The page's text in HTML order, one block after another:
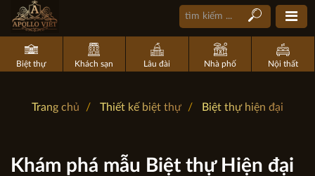
Biệt thự Khách sạn Lâu đài Nhà phố Nội thất
Trang chủ Thiết kế biệt thự Biệt thự hiện đại
Khám phá mẫu Biệt thự Hiện đại